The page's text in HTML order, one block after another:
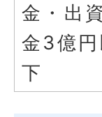
金・出
金3億円
下